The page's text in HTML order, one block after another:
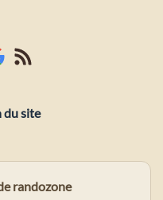
du site
randozone